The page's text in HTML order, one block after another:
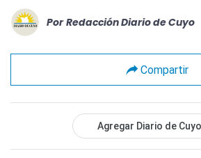
Por Redacción Diario de Cuyo
Compartir
Agregar Diario de